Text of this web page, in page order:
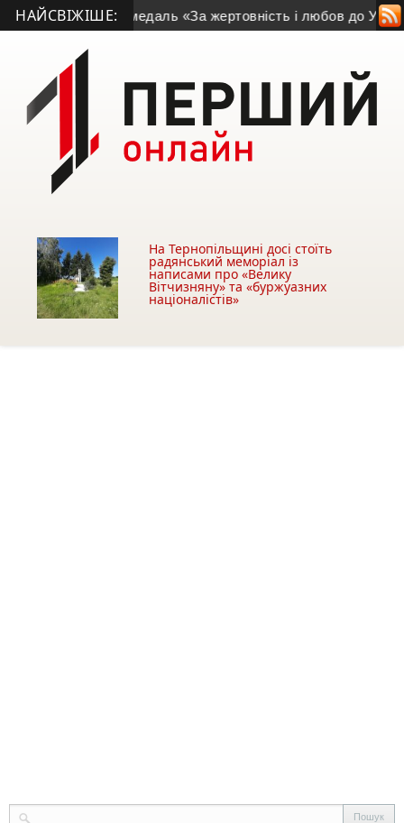
НАЙСВІЖІШЕ:
отримав медаль «За жертовність і любов до України» •
На Тернопільщині досі стоїть
радянський меморіал із
написами про «Велику
Вітчизняну» та «буржуазних
націоналістів»